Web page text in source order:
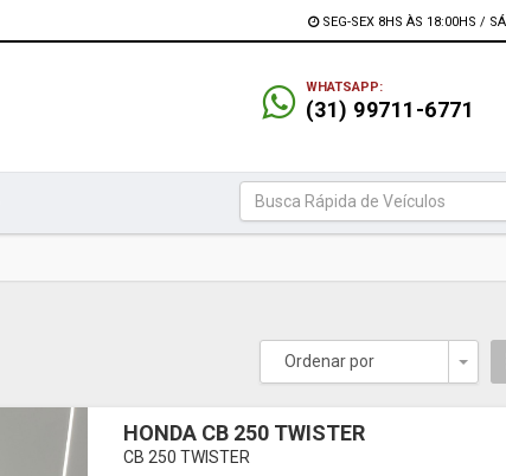
SEG-SEX 8HS ÀS 18:00HS /
WHATSAPP:
(31) 99711-6771
Ordenar por
HONDA CB 250 TWISTER
CB 250 TWISTER